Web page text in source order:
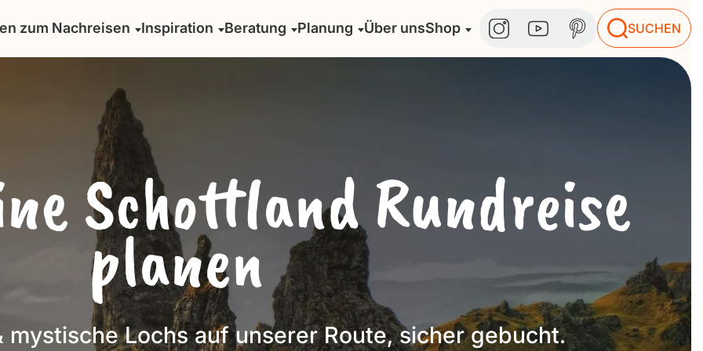
zum Nachreisen Inspiration Beratung Planung Über unsShop SUCHEN
Schottland Rundreise
planen
mystische Lochs auf unserer Route, sicher gebucht.